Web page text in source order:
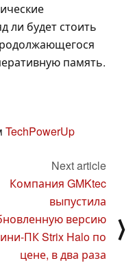
ли будет стоить
память.
TechPowerUp
Next article
Компания GMKtec
выпустила
версию
ПК Strix Halo по
цене, в два раза
⟩